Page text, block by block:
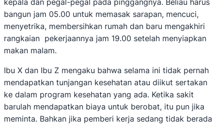
kepala dan pegal-pegal pada pinggangnya. Beliau harus
bangun jam 05.00 untuk memasak sarapan, mencuci,
menyetrika, membersihkan rumah dan baru mengakhiri
rangkaian pekerjaannya jam 19.00 setelah menyiapkan
makan malam.
Ibu X dan Ibu Z mengaku bahwa selama ini tidak pernah
mendapatkan tunjangan kesehatan atau diikut sertakan
ke dalam program kesehatan yang ada. Ketika sakit
barulah mendapatkan biaya untuk berobat, itu pun jika
meminta. Bahkan jika pemberi kerja sedang tidak berada